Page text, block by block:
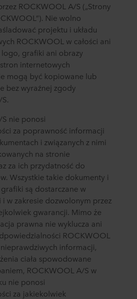
ROCKWOOL A/S („Strony
Nie wolno
projektu i układu
ROCKWOOL w całości ani
logo, grafiki ani obrazy
internetowych
mogą być kopiowane lub
bez wyraźnej zgody
nie ponosi
za poprawność informacji
i związanych z nimi
na stronie
za ich przydatność do
Wszystkie takie dokumenty i
są dostarczane w
i w zakresie dozwolonym przez
gwarancji. Mimo że
prawna nie wyklucza ani
ROCKWOOL
informacji,
ciała spowodowane
ROCKWOOL A/S w
nie ponosi
za jakiekolwiek